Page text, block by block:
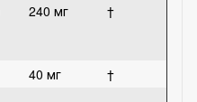
240 мг †
40 мг †